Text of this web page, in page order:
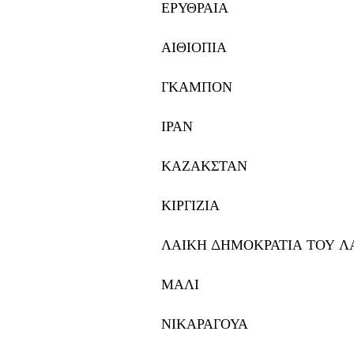
ΕΡΥΘΡΑΙΑ
ΑΙΘΙΟΠΙΑ
ΓΚΑΜΠΟΝ
ΙΡΑΝ
ΚΑΖΑΚΣΤΑΝ
ΚΙΡΓΙΖΙΑ
ΛΑΙΚΗ ΔΗΜΟΚΡΑΤΙΑ ΤΟΥ
ΜΑΛΙ
ΝΙΚΑΡΑΓΟΥΑ